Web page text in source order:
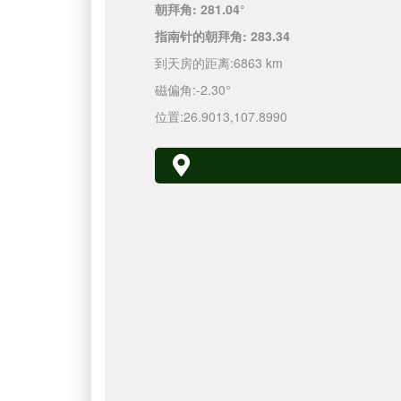
朝拜角: 281.04°
指南针的朝拜角: 283.34
到天房的距离:6863 km
磁偏角:-2.30°
位置:26.9013,107.8990